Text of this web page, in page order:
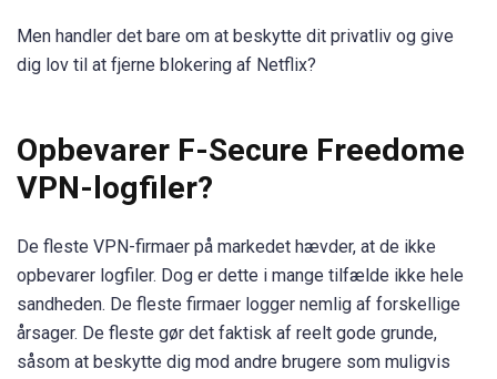
Men handler det bare om at beskytte dit privatliv og give
dig lov til at fjerne blokering af Netflix?
Opbevarer F-Secure Freedome
VPN-logfiler?
De fleste VPN-firmaer på markedet hævder, at de ikke
opbevarer logfiler. Dog er dette i mange tilfælde ikke hele
sandheden. De fleste firmaer logger nemlig af forskellige
årsager. De fleste gør det faktisk af reelt gode grunde,
såsom at beskytte dig mod andre brugere som muligvis